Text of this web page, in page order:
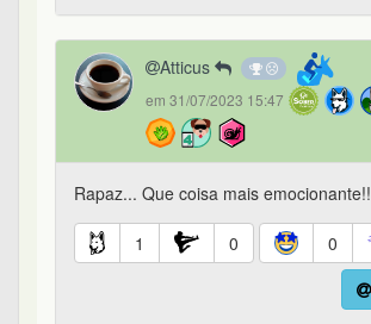
Atticus
em 31/07/2023 15:47
Rapaz... Que coisa mais emocionante!!
1 0 0